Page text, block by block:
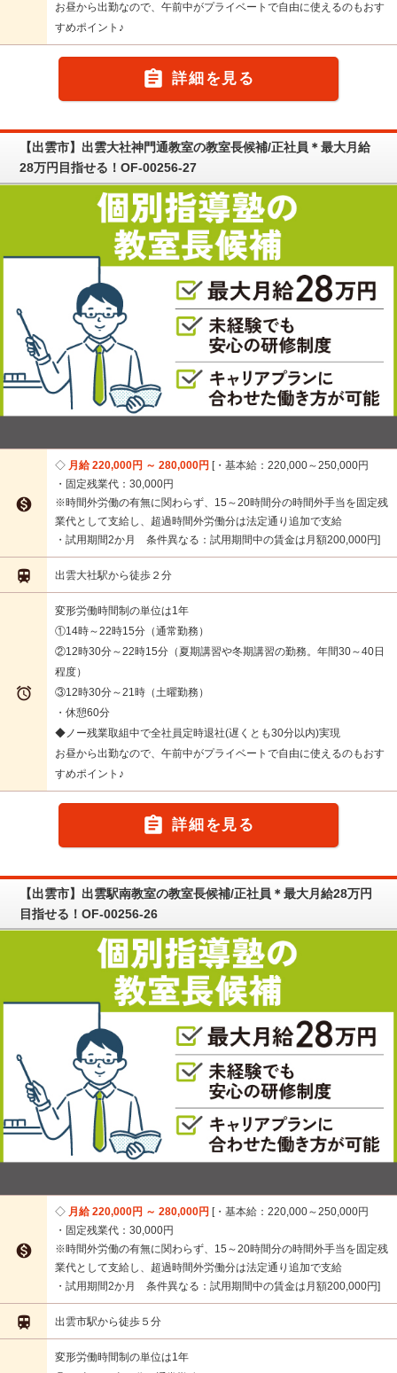
お昼から出勤なので、午前中がプライベートで自由に使えるのもおす
すめポイント♪
 詳細を見る
【出雲市】出雲大社神門通教室の教室長候補/正社員＊最大月給
28万円目指せる！OF-00256-27

月給 220,000円 ～ 280,000円 ・基本給：220,000～250,000円
・固定残業代：30,000円
※時間外労働の有無に関わらず、15～20時間分の時間外手当を固定残
業代として支給し、超過時間外労働分は法定通り追加で支給
・試用期間2か月 条件異なる：試用期間中の賃金は月額200,000円
 出雲大社駅から徒歩２分

変形労働時間制の単位は1年
①14時～22時15分（通常勤務）
②12時30分～22時15分（夏期講習や冬期講習の勤務。年間30～40日
程度）
③12時30分～21時（土曜勤務）
・休憩60分
◆ノー残業取組中で全社員定時退社(遅くとも30分以内)実現
お昼から出勤なので、午前中がプライベートで自由に使えるのもおす
すめポイント♪
 詳細を見る
【出雲市】出雲駅南教室の教室長候補/正社員＊最大月給28万円
目指せる！OF-00256-26

月給 220,000円 ～ 280,000円 ・基本給：220,000～250,000円
・固定残業代：30,000円
※時間外労働の有無に関わらず、15～20時間分の時間外手当を固定残
業代として支給し、超過時間外労働分は法定通り追加で支給
・試用期間2か月 条件異なる：試用期間中の賃金は月額200,000円
 出雲市駅から徒歩５分
変形労働時間制の単位は1年